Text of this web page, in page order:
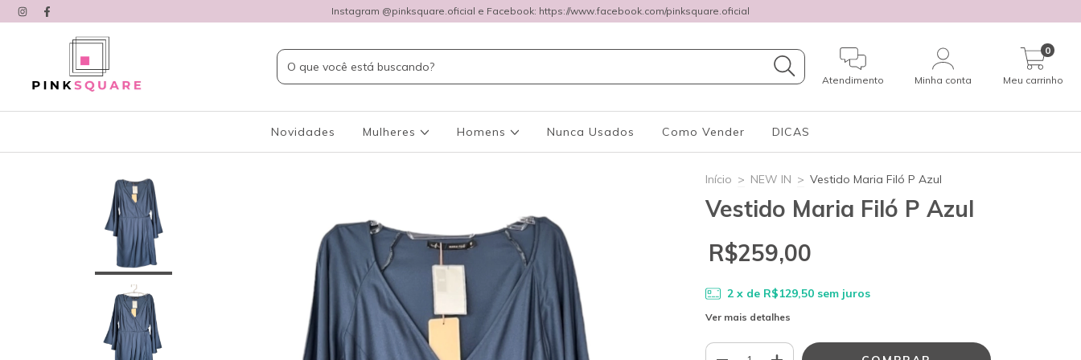
Instagram @pinksquare.oficial e Facebook: https://www.facebook.com/pinksquare.oficial
Atendimento Minha conta Meu carrinho
0
Novidades Mulheres Homens Nunca Usados Como Vender DICAS
Início > NEW IN > Vestido Maria Filó P Azul
Vestido Maria Filó P Azul
R$259,00
2 x de R$129,50 sem juros
Ver mais detalhes